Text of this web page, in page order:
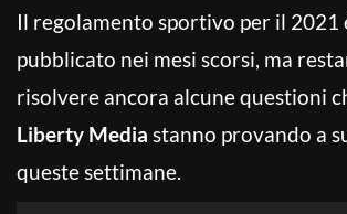
Il regolamento sportivo per il 2021
pubblicato nei mesi scorsi, ma
risolvere ancora alcune questioni
Liberty Media stanno provando a
queste settimane.